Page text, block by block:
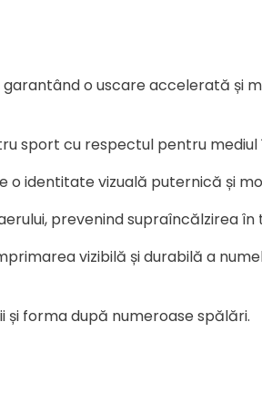
o uscare accelerată și
sport cu respectul pentru
o identitate vizuală puternică și
prevenind supraîncălzirea în
vizibilă și durabilă a
și forma după numeroase spălări.